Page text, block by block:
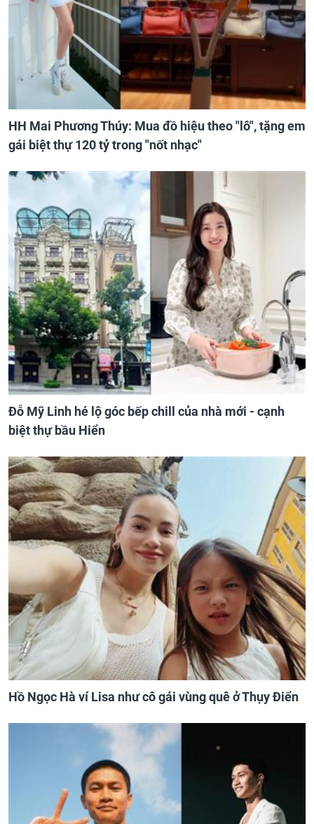
HH Mai Phương Thúy: Mua đồ hiệu theo "lô", tặng em
gái biệt thự 120 tỷ trong "nốt nhạc"
Đỗ Mỹ Linh hé lộ góc bếp chill của nhà mới - cạnh
biệt thự bầu Hiển
Hồ Ngọc Hà ví Lisa như cô gái vùng quê ở Thụy Điển